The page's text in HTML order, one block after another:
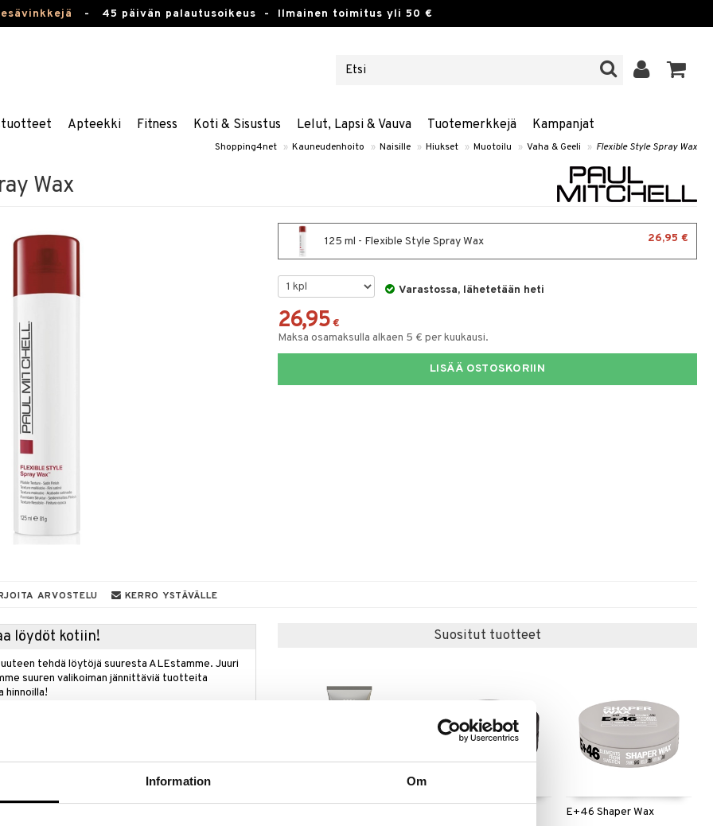
Information Om
- 45 päivän palautusoikeus - Ilmainen toimitus yli 50 €
Apteekki Fitness Koti & Sisustus Lelut, Lapsi & Vauva Tuotemerkkejä Kampanjat
Shopping4net » Kauneudenhoito » Naisille » Hiukset » Muotoilu » Vaha & Geeli » Flexible Style Spray Wax
Wax
125 ml - Flexible Style Spray Wax 26,95 €
Varastossa, lähetetään heti
26,95 €
Maksa osamaksulla alkaen 5 € per kuukausi.
LISÄÄ OSTOSKORIIN
ARVOSTELU KERRO YSTÄVÄLLE
löydöt kotiin!
tehdä löytöjä suuresta ALEstamme. Juuri
suuren valikoiman jännittäviä tuotteita
hinnoilla!
Suositut tuotteet
E+46 Shaper Wax